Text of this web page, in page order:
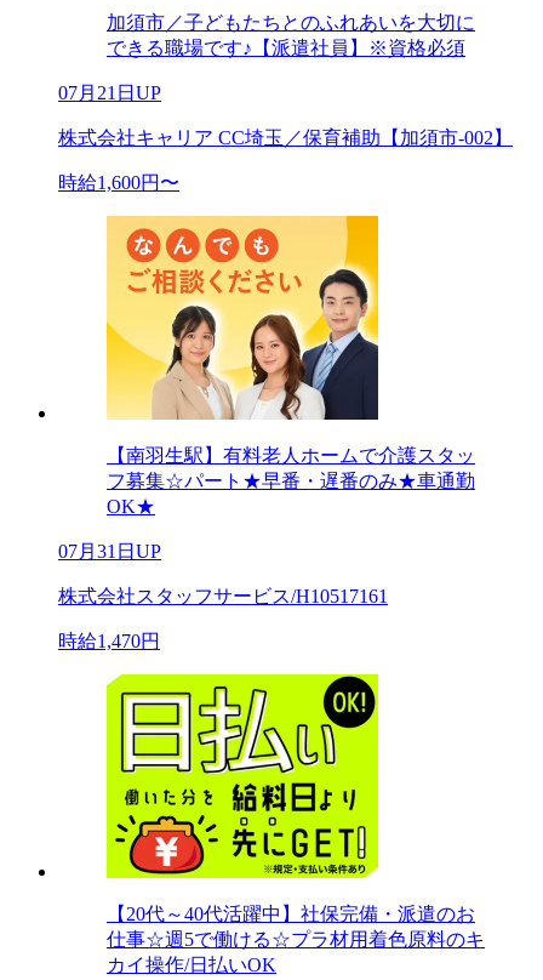
加須市／子どもたちとのふれあいを大切に
できる職場です♪【派遣社員】※資格必須
07月21日UP
株式会社キャリア CC埼玉／保育補助【加須市-002】
時給1,600円〜
【南羽生駅】有料老人ホームで介護スタッ
フ募集☆パート★早番・遅番のみ★車通勤
OK★
07月31日UP
株式会社スタッフサービス/H10517161
時給1,470円
【20代～40代活躍中】社保完備・派遣のお
仕事☆週5で働ける☆プラ材用着色原料のキ
カイ操作/日払いOK